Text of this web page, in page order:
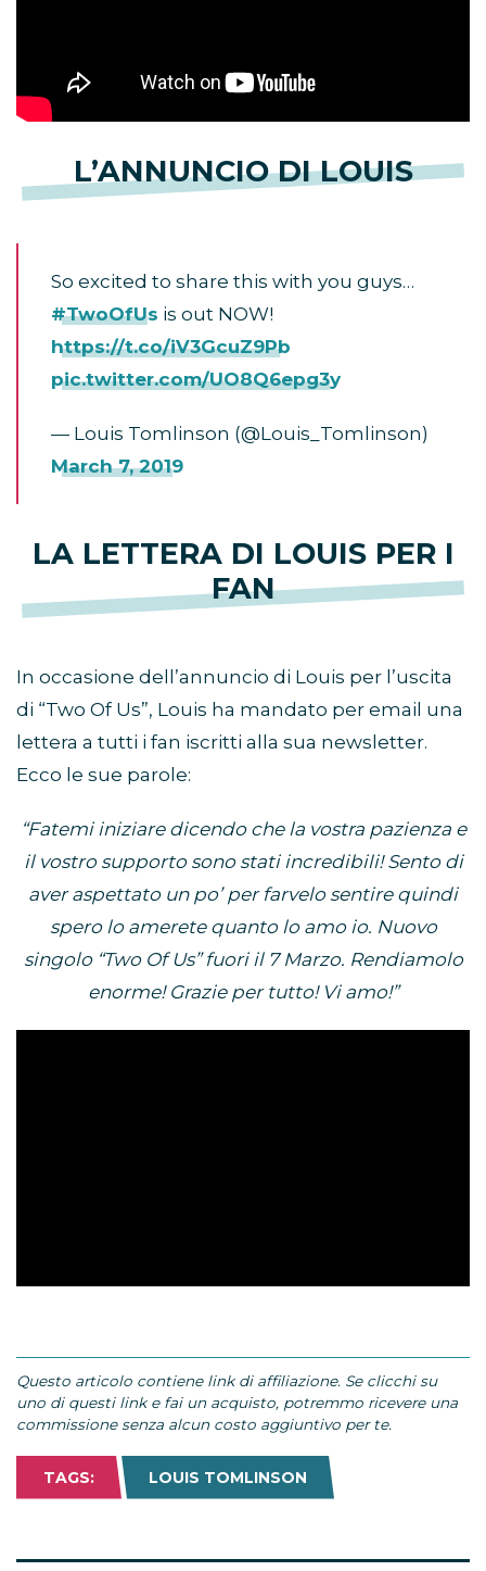
L’ANNUNCIO DI LOUIS
So excited to share this with you guys…
#TwoOfUs is out NOW!
https://t.co/iV3GcuZ9Pb
pic.twitter.com/UO8Q6epg3y
— Louis Tomlinson (@Louis_Tomlinson)
March 7, 2019
LA LETTERA DI LOUIS PER I
FAN
In occasione dell’annuncio di Louis per l’uscita
di “Two Of Us”, Louis ha mandato per email una
lettera a tutti i fan iscritti alla sua newsletter.
Ecco le sue parole:
“Fatemi iniziare dicendo che la vostra pazienza e
il vostro supporto sono stati incredibili! Sento di
aver aspettato un po’ per farvelo sentire quindi
spero lo amerete quanto lo amo io. Nuovo
singolo “Two Of Us” fuori il 7 Marzo. Rendiamolo
enorme! Grazie per tutto! Vi amo!”
Questo articolo contiene link di affiliazione. Se clicchi su
uno di questi link e fai un acquisto, potremmo ricevere una
commissione senza alcun costo aggiuntivo per te.
TAGS: LOUIS TOMLINSON